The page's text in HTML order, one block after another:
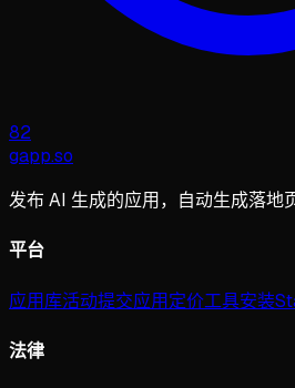
82
gapp.so
发布 AI 生成的应用，自动生成落地
平台
应用库活动提交应用定价工具安装
法律